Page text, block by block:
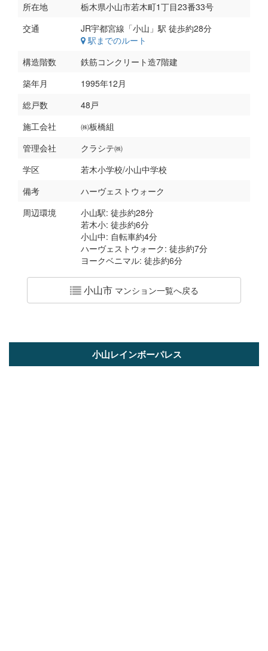
所在地
栃木県小山市若木町1丁目23番33号
交通
駅までのルート
構造階数
鉄筋コンクリート造7階建
築年月
1995年12月
総戸数
48戸
施工会社
㈱板橋組
管理会社
クラシテ㈱
学区
若木小学校/小山中学校
備考
ハーヴェストウォーク
周辺環境
小山駅: 徒歩約28分
若木小: 徒歩約6分
小山中: 自転車約4分
ハーヴェストウォーク: 徒歩約7分
ヨークベニマル: 徒歩約6分
小山市マンション一覧へ戻る
小山レインボーパレス